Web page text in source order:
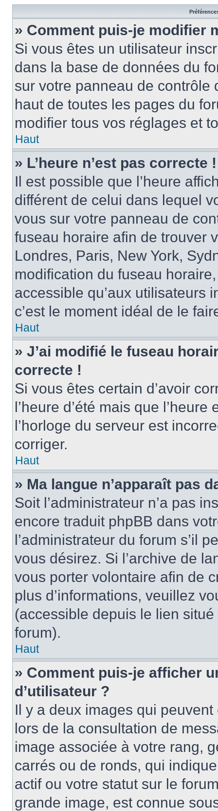
» Comment puis-je modifier
Si vous êtes un utilisateur
dans la base de données du
sur votre panneau de contrôle
haut de toutes les pages du
modifier tous vos réglages et
Haut
» L’heure n’est pas correcte !
Il est possible que l’heure
différent de celui dans lequel
vous sur votre panneau de
fuseau horaire afin de trouver
Londres, Paris, New York,
modification du fuseau
accessible qu’aux utilisateurs
c’est le moment idéal de le
Haut
» J’ai modifié le fuseau
correcte !
Si vous êtes certain d’avoir
l’heure d’été mais que
l’horloge du serveur est
corriger.
Haut
» Ma langue n’apparaît pas
Soit l’administrateur n’a pas
encore traduit phpBB dans
l’administrateur du forum s’il
vous désirez. Si l’archive de
vous porter volontaire afin de
plus d’informations, veuillez
(accessible depuis le lien
forum).
Haut
» Comment puis-je afficher
d’utilisateur ?
Il y a deux images qui
lors de la consultation de
image associée à votre rang,
carrés ou de ronds, qui
actif ou votre statut sur le
grande image, est connue